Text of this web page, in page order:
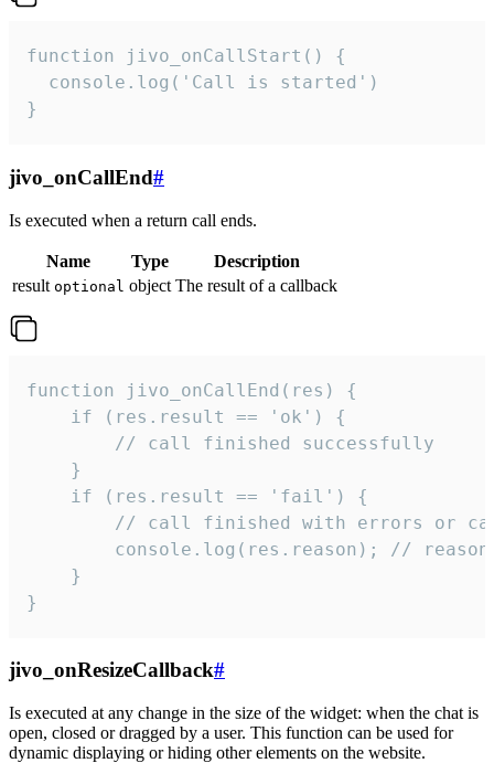
function jivo_onCallStart() {
  console.log('Call is started')
}
jivo_onCallEnd#
Is executed when a return call ends.
Name Type
Description
result optional object The result of a callback
function jivo_onCallEnd(res) {
    if (res.result == 'ok') {
        // call finished successfully
    }
    if (res.result == 'fail') {
// call finished with errors or
console.log(res.reason); //
    }
}
jivo_onResizeCallback#
Is executed at any change in the size of the widget: when the chat is
open, closed or dragged by a user. This function can be used for
dynamic displaying or hiding other elements on the website.